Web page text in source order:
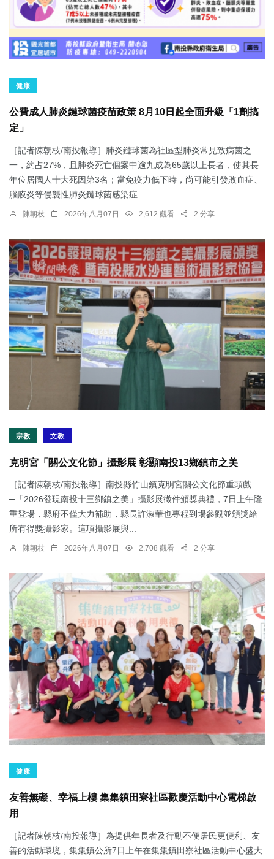
健康
公費成人肺炎鏈球菌疫苗政策 8月10日起全面升級「1劑搞
定」
［記者陳朝枝/南投報導］肺炎鏈球菌為社區型肺炎常見致病菌之
一，約占27%，且肺炎死亡個案中逾九成為65歲以上長者，使其長
年位居國人十大死因第3名；當免疫力低下時，尚可能引發敗血症、
腦膜炎等侵襲性肺炎鏈球菌感染症...
陳朝枝 2026年八月07日 2,612 觀看 2 分享
宗教 文教
克明宮「關公文化節」攝影展 彰顯南投13鄉鎮市之美
［記者陳朝枝/南投報導］南投縣竹山鎮克明宮關公文化節重頭戲
─「2026發現南投十三鄉鎮之美」攝影展徵件頒獎典禮，7日上午隆
重登場，縣府不僅大力補助，縣長許淑華也專程到場參觀並頒獎給
所有得獎攝影家。這項攝影展與...
陳朝枝 2026年八月07日 2,708 觀看 2 分享
健康
友善無礙、幸福上樓 集集鎮田寮社區歡慶活動中心電梯啟
用
［記者陳朝枝/南投報導］為提供年長者及行動不便居民更便利、友
善的活動環境，集集鎮公所7日上午在集集鎮田寮社區活動中心盛大